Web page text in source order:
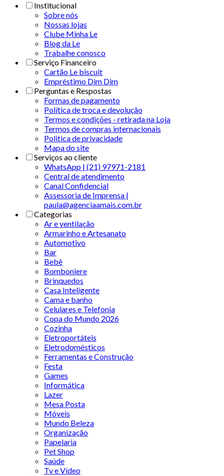
Institucional
Sobre nós
Nossas lojas
Clube Minha Le
Blog da Le
Trabalhe conosco
Serviço Financeiro
Cartão Le biscuit
Empréstimo Dim Dim
Perguntas e Respostas
Formas de pagamento
Política de troca e devolução
Termos e condições - retirada na Loja
Termos de compras internacionais
Politica de privacidade
Mapa do site
Serviços ao cliente
WhatsApp | (21) 97971-2181
Central de atendimento
Canal Confidencial
Assessoria de Imprensa |
paula@agenciaamais.com.br
Categorias
Ar e ventilação
Armarinho e Artesanato
Automotivo
Bar
Bebê
Bomboniere
Brinquedos
Casa Inteligente
Cama e banho
Celulares e Telefonia
Copa do Mundo 2026
Cozinha
Eletroportáteis
Eletrodomésticos
Ferramentas e Construção
Festa
Games
Informática
Lazer
Mesa Posta
Móveis
Mundo Beleza
Organização
Papelaria
Pet Shop
Saúde
Tv e Vídeo